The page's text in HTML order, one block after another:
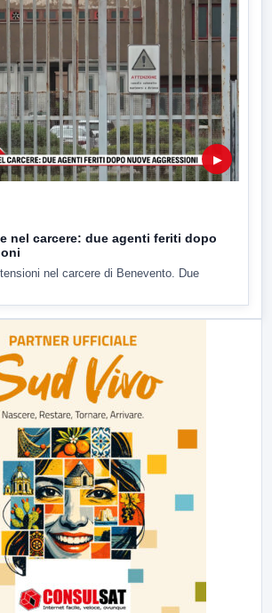
▶
nel carcere: due agenti feriti dopo
nel carcere di Benevento. Due